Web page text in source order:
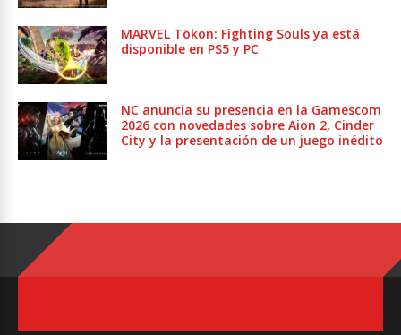
MARVEL Tōkon: Fighting Souls ya está
disponible en PS5 y PC
NC anuncia su presencia en la Gamescom
2026 con novedades sobre Aion 2, Cinder
City y la presentación de un juego inédito